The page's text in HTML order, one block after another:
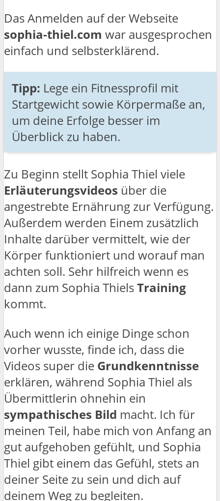
Das Anmelden auf der Webseite
sophia-thiel.com war ausgesprochen
einfach und selbsterklärend.
Tipp: Lege ein Fitnessprofil mit
Startgewicht sowie Körpermaße an,
um deine Erfolge besser im
Überblick zu haben.
Zu Beginn stellt Sophia Thiel viele
Erläuterungsvideos über die
angestrebte Ernährung zur Verfügung.
Außerdem werden Einem zusätzlich
Inhalte darüber vermittelt, wie der
Körper funktioniert und worauf man
achten soll. Sehr hilfreich wenn es
dann zum Sophia ThielsTraining
kommt.
Auch wenn ich einige Dinge schon
vorher wusste, finde ich, dass die
Videos super die Grundkenntnisse
erklären, während Sophia Thiel als
Übermittlerin ohnehin ein
sympathisches Bild macht. Ich für
meinen Teil, habe mich von Anfang an
gut aufgehoben gefühlt, und Sophia
Thiel gibt einem das Gefühl, stets an
deiner Seite zu sein und dich auf
deinem Weg zu begleiten.